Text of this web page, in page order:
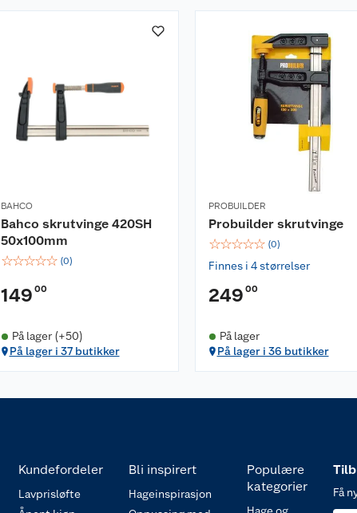
BAHCO
Bahco skrutvinge 420SH
50x100mm
☆☆☆☆☆ (0)
149 00
På lager (+50)
På lager i 37 butikker
PROBUILDER
Probuilder skrutvinge
☆☆☆☆☆ (0)
Finnes i 4 størrelser
249 00
På lager
På lager i 36 butikker
Kundefordeler
Lavprisløfte
Bli inspirert
Hageinspirasjon
Populære
kategorier
Få